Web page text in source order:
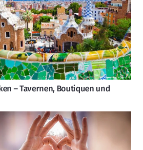
– Tavernen, Boutiquen und